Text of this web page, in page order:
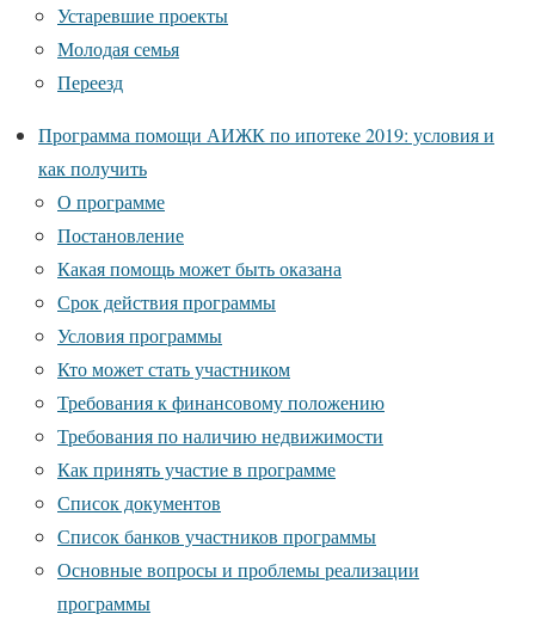
Устаревшие проекты
Молодая семья
Переезд
Программа помощи АИЖК по ипотеке 2019: условия и
как получить
О программе
Постановление
Какая помощь может быть оказана
Срок действия программы
Условия программы
Кто может стать участником
Требования к финансовому положению
Требования по наличию недвижимости
Как принять участие в программе
Список документов
Список банков участников программы
Основные вопросы и проблемы реализации
программы